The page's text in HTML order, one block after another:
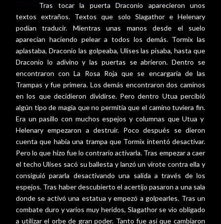
Tras tocar la puerta Draconio aparecieron unos
textos extraños. Textos que solo Slagathor e Helenary
podían traducir. Mientras unas manos desde el suelo
aparecían haciendo pelear a todos los demás. Tormix las
aplastaba, Draconio las golpeaba, Ulises las pisaba, hasta que
Draconio lo adivino y las puertas se abrieron. Dentro se
encontraron con La Rosa Roja que se encargaría de las
Trampas y fue primera. Los demás encontraron dos caminos
en los que decidieron dividirse. Pero dentro Utua percibió
algún tipo de magia que no permitía que el camino tuviera fin.
Era un pasillo con muchos espejos y columnas que Utua y
Helenary empezaron a destruir. Poco después se dieron
cuenta que había una trampa que Tormix intentó desactivar.
Pero lo que hizo fue lo contrario activarla. Tras empezar a caer
el techo Ulises sacó su ballesta y lanzó un virote contra ella y
consiguió pararla desactivando una salida a través de los
espejos. Tras haber descubierto el acertijo pasaron a una sala
donde se activó una estatua y empezó a golpearles. Tras un
combate duro y varios muy heridos, Slagathor se vio obligado
a utilizar el orbe de gran poder. Tanto fue así que cambiaron